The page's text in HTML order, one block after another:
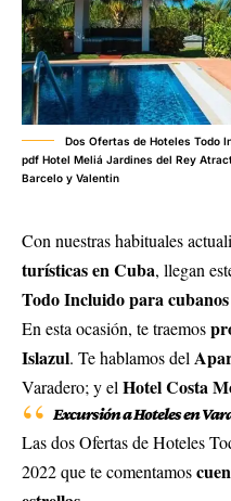
Dos Ofertas de Hoteles Todo
pdf Hotel Meliá Jardines del Rey
Barcelo y Valentin
Con nuestras habituales
turísticas en Cuba, llegan
Todo Incluido para cubanos
En esta ocasión, te traemos
Islazul. Te hablamos del
Varadero; y el Hotel Costa
Excursión a Hoteles en
Las dos Ofertas de Hoteles
2022 que te comentamos